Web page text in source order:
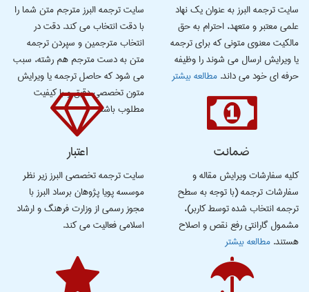
سایت ترجمه البرز به عنوان یک نهاد
علمی معتبر و متعهد، احترام به حق
مالکیت معنوی متونی که برای ترجمه
یا ویرایش ارسال می شوند را وظیفه
حرفه ای خود می داند.مطالعه بیشتر
سایت ترجمه البرز مترجم متن شما را
با دقت انتخاب می کند. دقت در
انتخاب مترجمین و سپردن ترجمه
متن به دست مترجم هم رشته، سبب
می شود که حاصل ترجمه یا ویرایش
متون تخصصی دقیق و با کیفیت
مطلوب باشد.
ضمانت
كلیه سفارشات ویرایش مقاله و
سفارشات ترجمه (با توجه به سطح
ترجمه انتخاب شده توسط کاربر)،
مشمول گارانتی رفع نقص و اصلاح
هستند.مطالعه بیشتر
اعتبار
سایت ترجمه تخصصی البرز زیر نظر
موسسه پویا پژوهان برساد البرز با
مجوز رسمی از وزارت فرهنگ و ارشاد
اسلامی فعالیت می کند.